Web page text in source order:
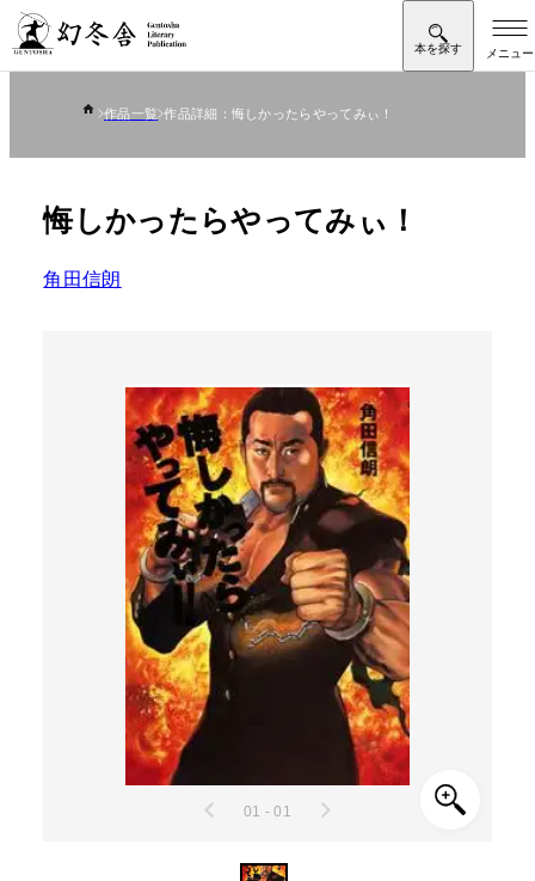
作品一覧 作品詳細：悔しかったらやってみぃ！
悔しかったらやってみぃ！
角田信朗
01 - 01